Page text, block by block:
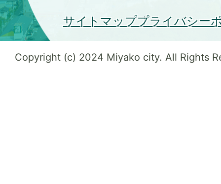
サイトマッププライバシー
Copyright (c) 2024 Miyako city. All Rights